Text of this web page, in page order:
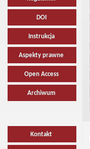
DOI
Instrukcja
Aspekty prawne
Open Access
Archiwum
Kontakt